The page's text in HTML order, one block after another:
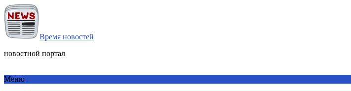
Время новостей
новостной портал
Меню